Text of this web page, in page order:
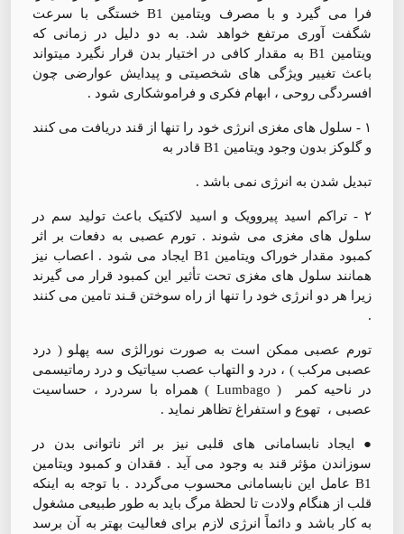
فرا می گیرد و با مصرف ویتامین B1 خستگی با سرعت
شگفت آوری مرتفع خواهد شد. به دو دلیل در زمانی که
ویتامین B1 به مقدار کافی در اختیار بدن قرار نگیرد میتواند
باعث تغییر ویژگی های شخصیتی و پیدایش عوارضی چون
افسردگی روحی ، ابهام فکری و فراموشکاری شود .
۱ - سلول های مغزی انرژی خود را تنها از قند دریافت می کنند
و گلوکز بدون وجود ویتامین B1 قادر به
تبدیل شدن به انرژی نمی باشد .
۲ - تراکم اسید پیروویک و اسید لاکتیک باعث تولید سم در
سلول های مغزی می شوند . تورم عصبی به دفعات بر اثر
کمبود مقدار خوراک ویتامین B1 ایجاد می شود . اعصاب نیز
همانند سلول های مغزی تحت تأثیر این کمبود قرار می گیرند
زیرا هر دو انرژی خود را تنها از راه سوختن قـند تامین می کنند
.
تورم عصبی ممکن است به صورت نورالژی سه پهلو ( درد
عصبی مرکب ) ، درد و التهاب عصب سیاتیک و درد رماتیسمی
در ناحیه کمر ( Lumbago ) همراه با سردرد ، حساسیت
عصبی ، تهوع و استفراغ تظاهر نماید .
● ایجاد نابسامانی های قلبی نیز بر اثر ناتوانی بدن در
سوزاندن مؤثر قند به وجود می آید . فقدان و کمبود ویتامین
B1 عامل این نابسامانی محسوب می‌گردد . با توجه به اینکه
قلب از هنگام ولادت تا لحظۀ مرگ باید به طور طبیعی مشغول
به کار باشد و دائماً انرژی لازم برای فعالیت بهتر به آن برسد